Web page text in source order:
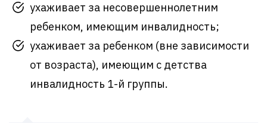
ухаживает за несовершеннолетним
ребенком, имеющим инвалидность;
ухаживает за ребенком (вне зависимости
от возраста), имеющим с детства
инвалидность 1-й группы.